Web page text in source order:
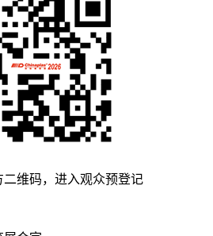
二维码，进入观众预登记